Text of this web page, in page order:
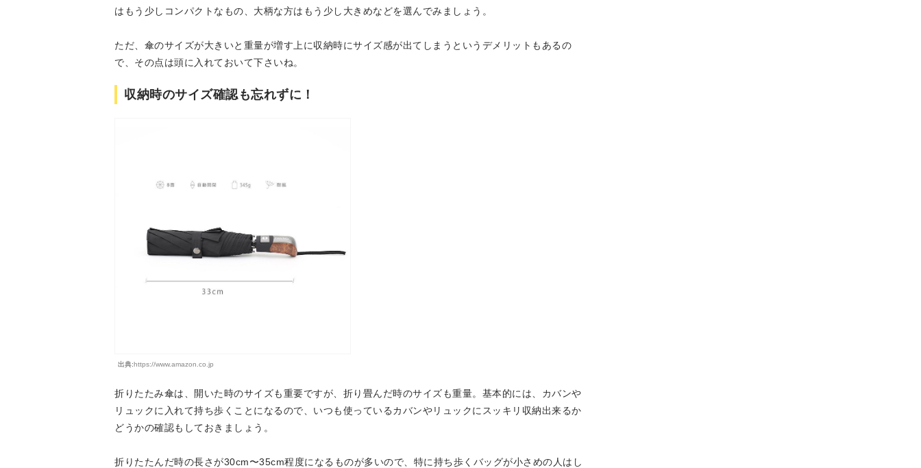
はもう少しコンパクトなもの、大柄な方はもう少し大きめなどを選んでみましょう。
ただ、傘のサイズが大きいと重量が増す上に収納時にサイズ感が出てしまうというデメリットもあるの
で、その点は頭に入れておいて下さいね。
収納時のサイズ確認も忘れずに！
出典:https://www.amazon.co.jp
折りたたみ傘は、開いた時のサイズも重要ですが、折り畳んだ時のサイズも重量。基本的には、カバンや
リュックに入れて持ち歩くことになるので、いつも使っているカバンやリュックにスッキリ収納出来るか
どうかの確認もしておきましょう。
折りたたんだ時の長さが30cm〜35cm程度になるものが多いので、特に持ち歩くバッグが小さめの人はし